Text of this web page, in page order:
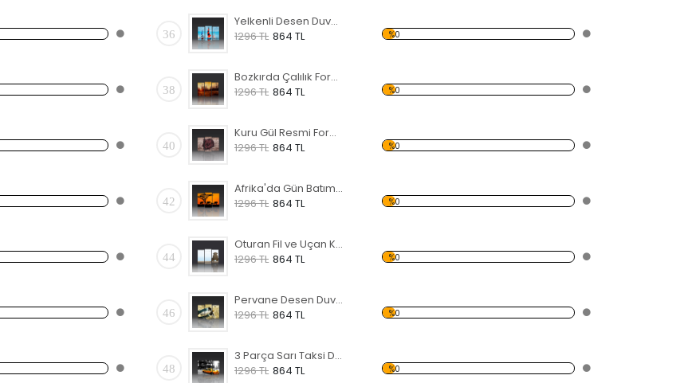
36
Yelkenli Desen Duvar Panosu
1296 TL 864 TL %0
38
Bozkırda Çalılık Forex Tablo
1296 TL 864 TL %0
40
Kuru Gül Resmi Forex Tablo
1296 TL 864 TL %0
42
Afrika'da Gün Batımı ve Filler Forex Tablo
1296 TL 864 TL %0
44
Oturan Fil ve Uçan Kuşlar Forex Tablo
1296 TL 864 TL %0
46
Pervane Desen Duvar Panosu 3AS-1114
1296 TL 864 TL %0
48
3 Parça Sarı Taksi Duvar Panosu
1296 TL 864 TL %0